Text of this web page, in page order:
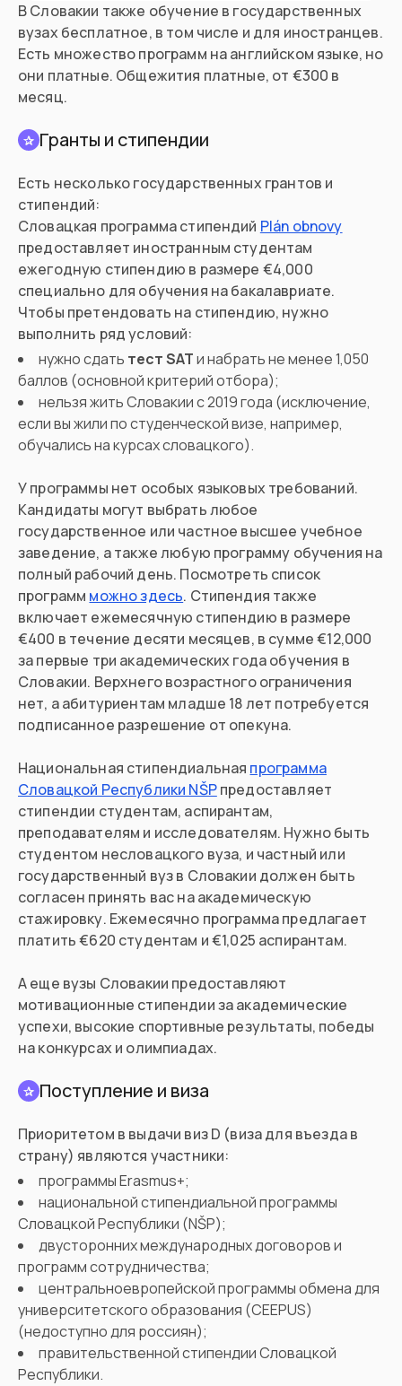
В Словакии также обучение в государственных
вузах бесплатное, в том числе и для иностранцев.
Есть множество программ на английском языке, но
они платные. Общежития платные, от €300 в
месяц.
✰ Гранты и стипендии
Есть несколько государственных грантов и
стипендий:
Словацкая программа стипендий Plán obnovy
предоставляет иностранным студентам
ежегодную стипендию в размере €4,000
специально для обучения на бакалавриате.
Чтобы претендовать на стипендию, нужно
выполнить ряд условий:
нужно сдать тест SATи набрать не менее 1,050
баллов (основной критерий отбора);
нельзя жить Словакии с 2019 года (исключение,
если вы жили по студенческой визе, например,
обучались на курсах словацкого).
У программы нет особых языковых требований.
Кандидаты могут выбрать любое
государственное или частное высшее учебное
заведение, а также любую программу обучения на
полный рабочий день. Посмотреть список
программ можно здесь. Стипендия также
включает ежемесячную стипендию в размере
€400 в течение десяти месяцев, в сумме €12,000
за первые три академических года обучения в
Словакии. Верхнего возрастного ограничения
нет, а абитуриентам младше 18 лет потребуется
подписанное разрешение от опекуна.
Национальная стипендиальная программа
Словацкой Республики NŠPпредоставляет
стипендии студентам, аспирантам,
преподавателям и исследователям. Нужно быть
студентом несловацкого вуза, и частный или
государственный вуз в Словакии должен быть
согласен принять вас на академическую
стажировку. Ежемесячно программа предлагает
платить €620 студентам и €1,025 аспирантам.
А еще вузы Словакии предоставляют
мотивационные стипендии за академические
успехи, высокие спортивные результаты, победы
на конкурсах и олимпиадах.
✰ Поступление и виза
Приоритетом в выдачи виз D (виза для въезда в
страну) являются участники:
программы Erasmus+;
национальной стипендиальной программы
Словацкой Республики (NŠP);
двусторонних международных договоров и
программ сотрудничества;
центральноевропейской программы обмена для
университетского образования (CEEPUS)
(недоступно для россиян);
правительственной стипендии Словацкой
Республики.